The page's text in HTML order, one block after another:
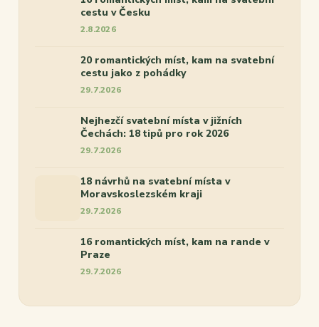
cestu v Česku
2.8.2026
20 romantických míst, kam na svatební
cestu jako z pohádky
29.7.2026
Nejhezčí svatební místa v jižních
Čechách: 18 tipů pro rok 2026
29.7.2026
18 návrhů na svatební místa v
Moravskoslezském kraji
29.7.2026
16 romantických míst, kam na rande v
Praze
29.7.2026